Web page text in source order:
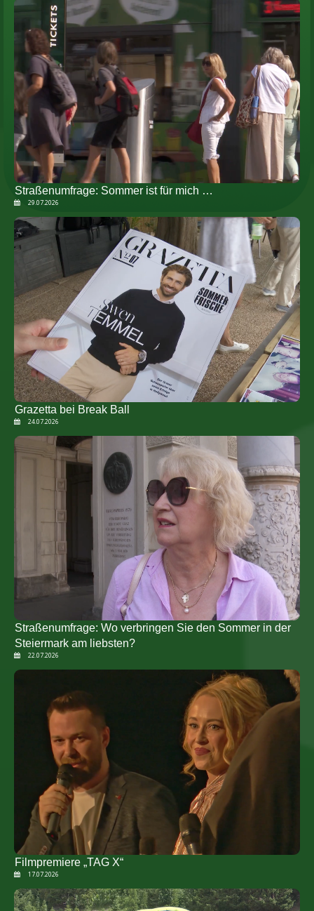
Straßenumfrage: Sommer ist für mich …
29.07.2026
Grazetta bei Break Ball
24.07.2026
Straßenumfrage: Wo verbringen Sie den Sommer in der
Steiermark am liebsten?
22.07.2026
Filmpremiere „TAG X“
17.07.2026